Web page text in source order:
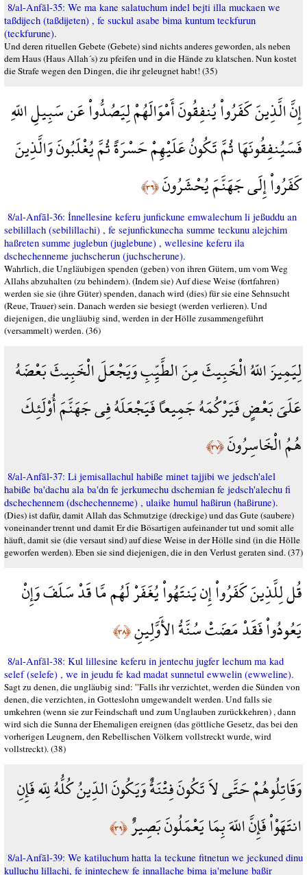
8/al-Anfāl-35: We ma kane salatuchum indel bejti illa muckaen we
taßdijech (taßdijeten) , fe suckul asabe bima kuntum teckfurun
(teckfurune).
Und deren rituellen Gebete (Gebete) sind nichts anderes geworden, als neben
dem Haus (Haus Allah´s) zu pfeifen und in die Hände zu klatschen. Nun kostet
die Strafe wegen den Dingen, die ihr geleugnet habt! (35)
إِنَّ الَّذِينَ كَفَرُواْ يُنفِقُونَ أَمْوَالَهُمْ لِيَصُدُّواْ عَن سَبِيلِ اللّهِ
فَسَيُنفِقُونَهَا ثُمَّ تَكُونُ عَلَيْهِمْ حَسْرَةً ثُمَّ يُغْلَبُونَ وَالَّذِينَ
كَفَرُواْ إِلَى جَهَنَّمَ يُحْشَرُونَ﴿٣٦﴾
8/al-Anfāl-36: İnnellesine keferu junfickune emwalechum li jeßuddu an
sebilillach (sebilillachi) , fe sejunfickunecha summe teckunu alejchim
haßreten summe juglebun (juglebune) , wellesine keferu ila
dschechenneme juchscherun (juchscherune).
Wahrlich, die Ungläubigen spenden (geben) von ihren Gütern, um vom Weg
Allahs abzuhalten (zu behindern). (Indem sie) Auf diese Weise (fortfahren)
werden sie sie (ihre Güter) spenden, danach wird (dies) für sie eine Sehnsucht
(Reue, Trauer) sein. Danach werden sie besiegt (werden verlieren). Und
diejenigen, die ungläubig sind, werden in der Hölle zusammengeführt
(versammelt) werden. (36)
لِيَمِيزَ اللّهُ الْخَبِيثَ مِنَ الطَّيِّبِ وَيَجْعَلَ الْخَبِيثَ بَعْضَهُ
عَلَىَ بَعْضٍ فَيَرْكُمَهُ جَمِيعاً فَيَجْعَلَهُ فِي جَهَنَّمَ أُوْلَئِكَ
هُمُ الْخَاسِرُونَ﴿٣٧﴾
8/al-Anfāl-37: Li jemisallachul habiße minet tajjibi we jedsch'alel
habiße ba'dachu ala ba'dn fe jerkumechu dschemian fe jedsch'alechu fi
dschechennem (dschechenneme) , ulaike humul haßirun (haßirune).
(Dies) ist dafür, damit Allah das Schmutzige (dreckige) und das Gute (saubere)
voneinander trennt und damit Er die Bösartigen aufeinander tut und somit alle
häuft, damit sie (die versaut sind) auf diese Weise in der Hölle sind (in die Hölle
geworfen werden). Eben sie sind diejenigen, die in den Verlust geraten sind. (37)
قُل لِلَّذِينَ كَفَرُواْ إِن يَنتَهُواْ يُغَفَرْ لَهُم مَّا قَدْ سَلَفَ وَإِنْ
يَعُودُواْ فَقَدْ مَضَتْ سُنَّةُ الأَوَّلِينِ﴿٣٨﴾
8/al-Anfāl-38: Kul lillesine keferu in jentechu jugfer lechum ma kad
selef (selefe) , we in jeudu fe kad madat sunnetul ewwelin (ewweline).
Sagt zu denen, die ungläubig sind: ”Falls ihr verzichtet, werden die Sünden von
denen, die verzichten, in Gotteslohn umgewandelt werden. Und falls sie
umkehren (wenn sie zur Feindschaft und zum Unglauben zurückkehren) , dann
wird sich die Sunna der Ehemaligen ereignen (das göttliche Gesetz, das bei den
vorherigen Leugnern, den Rebellischen Völkern vollstreckt wurde, wird
vollstreckt). (38)
وَقَاتِلُوهُمْ حَتَّى لاَ تَكُونَ فِتْنَةٌ وَيَكُونَ الدِّينُ كُلُّهُ لِلّه فَإِنِ
انتَهَوْاْ فَإِنَّ اللّهَ بِمَا يَعْمَلُونَ بَصِيرٌ﴿٣٩﴾
8/al-Anfāl-39: We katiluchum hatta la teckune fitnetun we jeckuned dinu
kulluchu lillachi, fe inintechew fe innallache bima ja'melune baßir